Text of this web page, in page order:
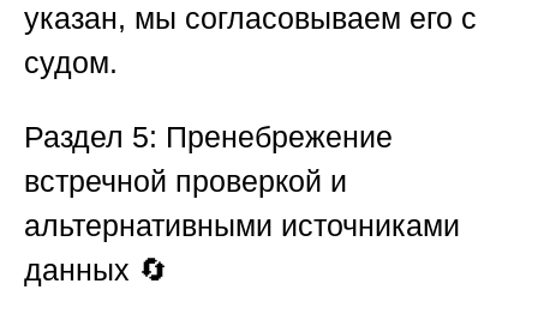
указан, мы согласовываем его с
судом.
Раздел 5: Пренебрежение
встречной проверкой и
альтернативными источниками
данных 🔄